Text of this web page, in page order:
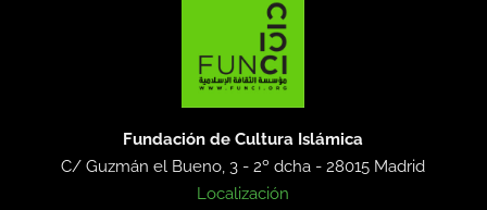
Fundación de Cultura Islámica
C/ Guzmán el Bueno, 3 - 2º dcha -28015 Madrid
Localización